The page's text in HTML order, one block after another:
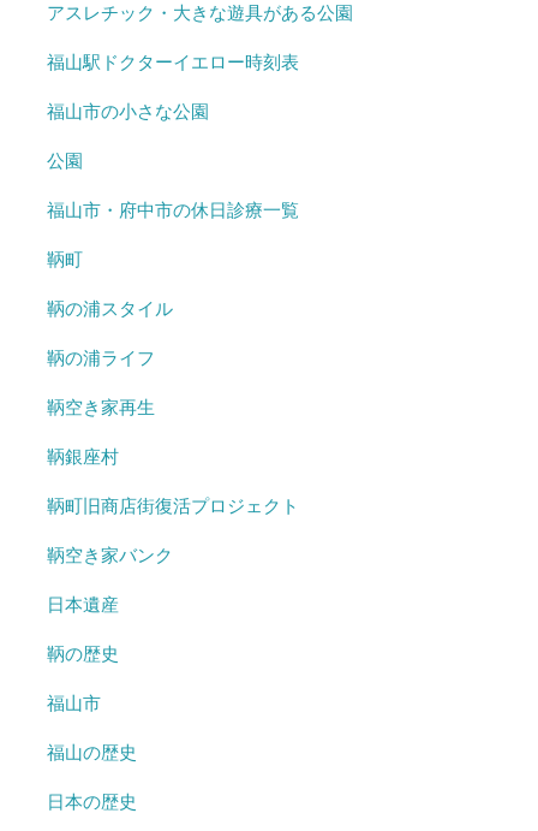
アスレチック・大きな遊具がある公園
福山駅ドクターイエロー時刻表
福山市の小さな公園
公園
福山市・府中市の休日診療一覧
鞆町
鞆の浦スタイル
鞆の浦ライフ
鞆空き家再生
鞆銀座村
鞆町旧商店街復活プロジェクト
鞆空き家バンク
日本遺産
鞆の歴史
福山市
福山の歴史
日本の歴史